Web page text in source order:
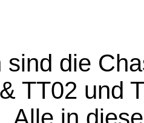
sind die
TT02 und
Alle in